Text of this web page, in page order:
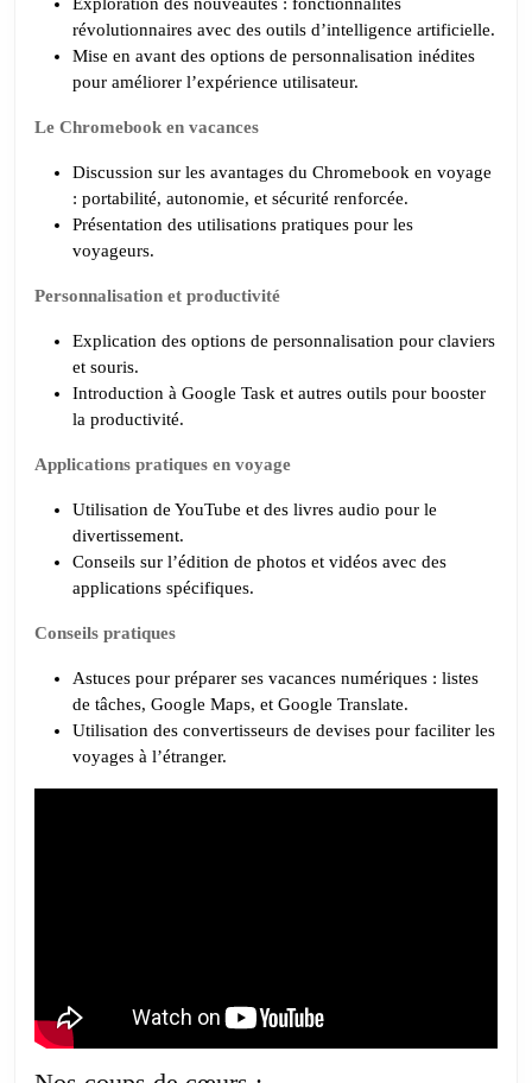
révolutionnaires avec des outils d’intelligence artificielle.
Mise en avant des options de personnalisation inédites
pour améliorer l’expérience utilisateur.
Le Chromebook en vacances
Discussion sur les avantages du Chromebook en voyage
: portabilité, autonomie, et sécurité renforcée.
Présentation des utilisations pratiques pour les
voyageurs.
Personnalisation et productivité
Explication des options de personnalisation pour claviers
et souris.
Introduction à Google Task et autres outils pour booster
la productivité.
Applications pratiques en voyage
Utilisation de YouTube et des livres audio pour le
divertissement.
Conseils sur l’édition de photos et vidéos avec des
applications spécifiques.
Conseils pratiques
Astuces pour préparer ses vacances numériques : listes
de tâches, Google Maps, et Google Translate.
Utilisation des convertisseurs de devises pour faciliter les
voyages à l’étranger.